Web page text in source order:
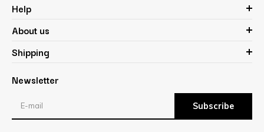
Help
About us
Shipping
Newsletter
Subscribe